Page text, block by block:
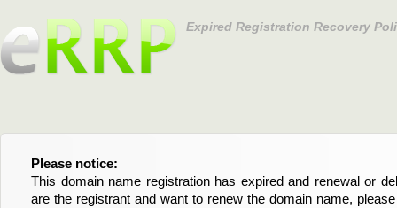
Expired Registration Recovery
Please notice:
This domain name registration has expired and renewal or
are the registrant and want to renew the domain name,
Bitte beachten Sie:
Diese Domainregistrierung ist abgelaufen und die
Domain stehen an. Wenn Sie der Registrant sind und